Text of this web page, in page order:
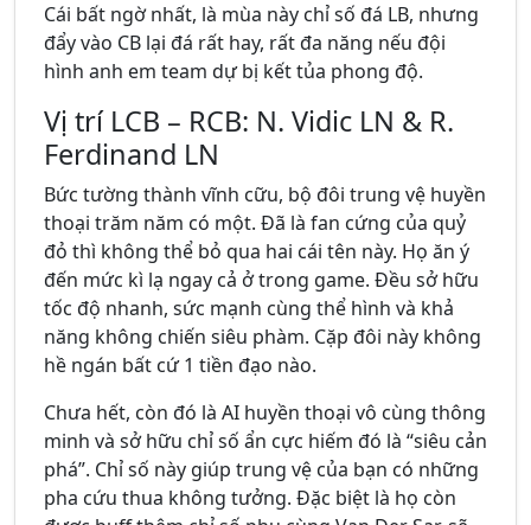
Cái bất ngờ nhất, là mùa này chỉ số đá LB, nhưng
đẩy vào CB lại đá rất hay, rất đa năng nếu đội
hình anh em team dự bị kết tủa phong độ.
Vị trí LCB – RCB: N. Vidic LN & R.
Ferdinand LN
Bức tường thành vĩnh cữu, bộ đôi trung vệ huyền
thoại trăm năm có một. Đã là fan cứng của quỷ
đỏ thì không thể bỏ qua hai cái tên này. Họ ăn ý
đến mức kì lạ ngay cả ở trong game. Đều sở hữu
tốc độ nhanh, sức mạnh cùng thể hình và khả
năng không chiến siêu phàm. Cặp đôi này không
hề ngán bất cứ 1 tiền đạo nào.
Chưa hết, còn đó là AI huyền thoại vô cùng thông
minh và sở hữu chỉ số ẩn cực hiếm đó là “siêu cản
phá”. Chỉ số này giúp trung vệ của bạn có những
pha cứu thua không tưởng. Đặc biệt là họ còn